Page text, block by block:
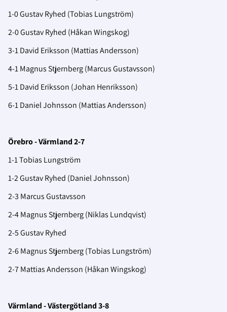
1-0 Gustav Ryhed (Tobias Lungström)
2-0 Gustav Ryhed (Håkan Wingskog)
3-1 David Eriksson (Mattias Andersson)
4-1 Magnus Stjernberg (Marcus Gustavsson)
5-1 David Eriksson (Johan Henriksson)
6-1 Daniel Johnsson (Mattias Andersson)
Örebro - Värmland 2-7
1-1 Tobias Lungström
1-2 Gustav Ryhed (Daniel Johnsson)
2-3 Marcus Gustavsson
2-4 Magnus Stjernberg (Niklas Lundqvist)
2-5 Gustav Ryhed
2-6 Magnus Stjernberg (Tobias Lungström)
2-7 Mattias Andersson (Håkan Wingskog)
Värmland - Västergötland 3-8